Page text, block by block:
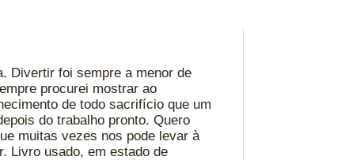
Divertir foi sempre a menor de
procurei mostrar ao
de todo sacrifício que um
do trabalho pronto. Quero
muitas vezes nos pode levar à
Livro usado, em estado de